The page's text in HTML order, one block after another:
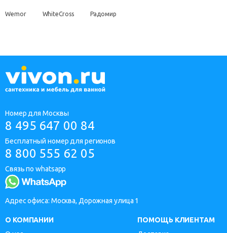
Wemor WhiteCross Радомир
Номер для Москвы
8 495 647 00 84
Бесплатный номер для регионов
8 800 555 62 05
Связь по whatsapp
Адрес офиса: Москва, Дорожная улица 1
О КОМПАНИИ
ПОМОЩЬ КЛИЕНТАМ